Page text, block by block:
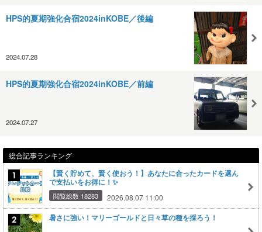
HPS的夏期強化合宿2024inKOBE／後編
2024.07.28
HPS的夏期強化合宿2024inKOBE／前編
2024.07.27
総合記事ランキング
【賢く貯めて、賢く使おう！】あなたに合ったカードを選ん
で支払いをお得に！✨
閲覧総数 18283 2026.08.07 11:00
暑さに強い！マリーゴールドと日々草の種を採ろう！